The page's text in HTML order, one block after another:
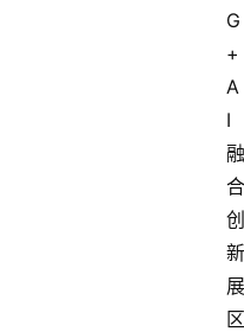
G
+
A
I
融
合
创
新
展
区